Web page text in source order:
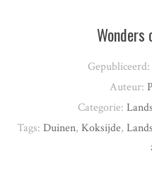
Gepubliceerd:
Auteur:
Categorie:
Tags: Duinen, Koksijde,